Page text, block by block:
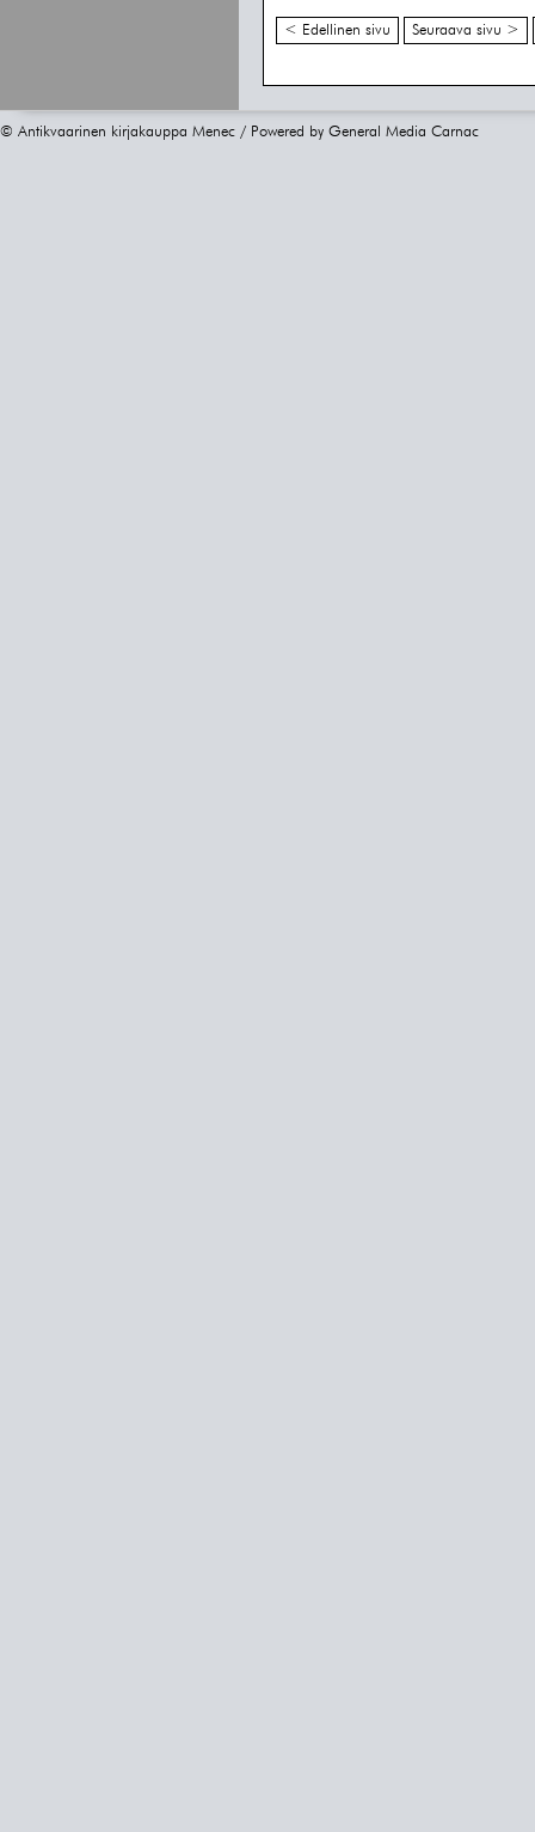
< Edellinen sivu Seuraava sivu >
© Antikvaarinen kirjakauppa Menec / Powered by General Media Carnac